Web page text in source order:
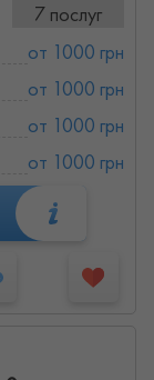
7 послуг
от 1000 грн
от 1000 грн
от 1000 грн
от 1000 грн